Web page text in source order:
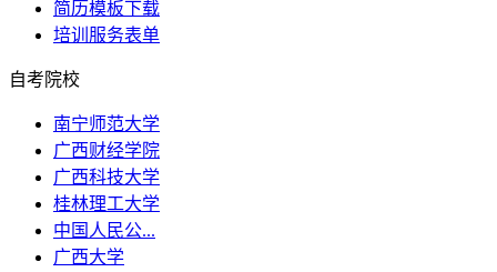
简历模板下载
培训服务表单
自考院校
南宁师范大学
广西财经学院
广西科技大学
桂林理工大学
中国人民公...
广西大学